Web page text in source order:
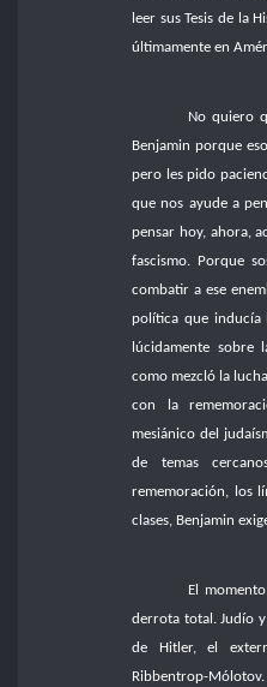
leer sus Tesis de la
últimamente en
No quiero
Benjamin porque
pero les pido
que nos ayude a
pensar hoy, ahora,
fascismo. Porque
combatir a ese
política que inducía
lúcidamente
como mezcló la
con la
mesiánico del
de temas
rememoración, los
clases, Benjamin
El
derrota total. Judío
de Hitler, el
Ribbentrop-